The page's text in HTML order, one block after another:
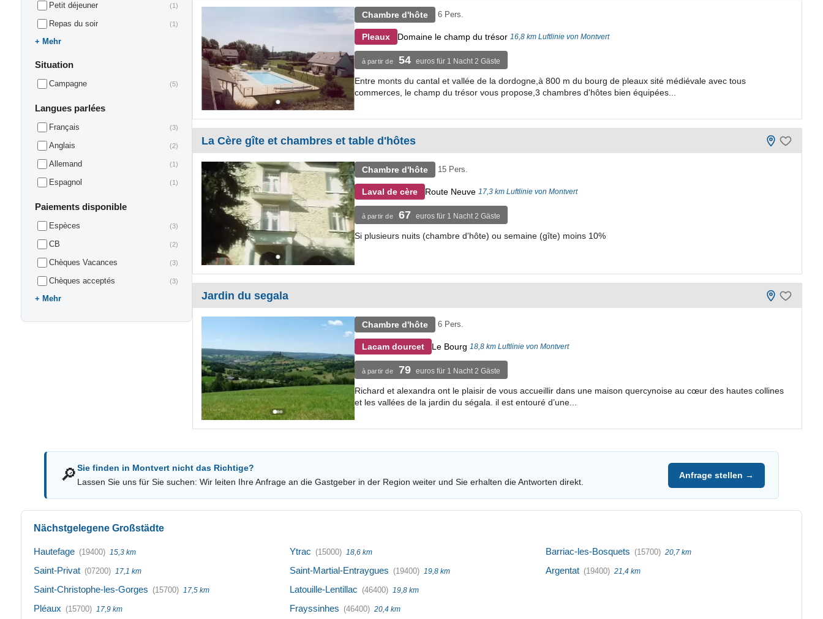
Petit déjeuner (1)
Repas du soir (1)
Mehr
Situation
Campagne (5)
Langues parlées
Français (3)
Anglais (2)
Allemand (1)
Espagnol (1)
Paiements disponible
Espèces (3)
CB (2)
Chèques Vacances (3)
Chèques acceptés (3)
Mehr
Chambre d'hôte 6 Pers.
Pleaux Domaine le champ du trésor 16,8 km Luftlinie von Montvert
à partir de 54 euros für 1 Nacht 2 Gäste
Entre monts du cantal et vallée de la dordogne,à 800 m du bourg de pleaux sité médiévale avec tous
commerces, le champ du trésor vous propose,3 chambres d'hôtes bien équipées...
La Cère gîte et chambres et table d'hôtes
Chambre d'hôte 15 Pers.
Laval de cère Route Neuve 17,3 km Luftlinie von Montvert
à partir de 67 euros für 1 Nacht 2 Gäste
Si plusieurs nuits (chambre d'hôte) ou semaine (gîte) moins 10%
Jardin du segala
Chambre d'hôte 6 Pers.
Lacam dourcet Le Bourg 18,8 km Luftlinie von Montvert
à partir de 79 euros für 1 Nacht 2 Gäste
Richard et alexandra ont le plaisir de vous accueillir dans une maison quercynoise au cœur des hautes collines
et les vallées de la jardin du ségala. il est entouré d’une...
🔎Sie finden in Montvert nicht das Richtige?
Lassen Sie uns für Sie suchen: Wir leiten Ihre Anfrage an die Gastgeber in der Region weiter und Sie erhalten die Antworten direkt.
Anfrage stellen →
Nächstgelegene Großstädte
Hautefage (19400) 15,3 km
Saint-Privat (07200) 17,1 km
Saint-Christophe-les-Gorges (15700) 17,5 km
Pléaux (15700) 17,9 km
Ytrac (15000) 18,6 km
Saint-Martial-Entraygues (19400) 19,8 km
Latouille-Lentillac (46400) 19,8 km
Frayssinhes (46400) 20,4 km
Barriac-les-Bosquets (15700) 20,7 km
Argentat (19400) 21,4 km